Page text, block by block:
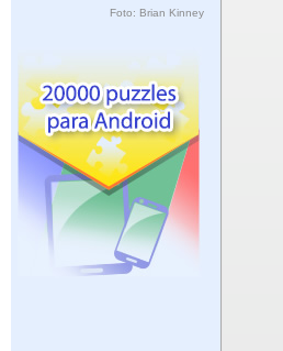
Foto: Brian Kinney